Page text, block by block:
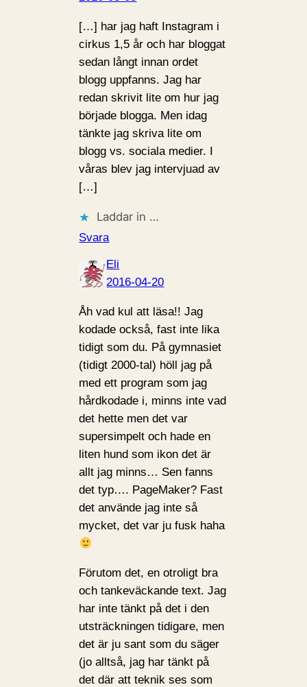
[…] har jag haft Instagram i
cirkus 1,5 år och har bloggat
sedan långt innan ordet
blogg uppfanns. Jag har
redan skrivit lite om hur jag
började blogga. Men idag
tänkte jag skriva lite om
blogg vs. sociala medier. I
våras blev jag intervjuad av
[…]
Laddar in …
Svara
Eli
2016-04-20
Åh vad kul att läsa!! Jag
kodade också, fast inte lika
tidigt som du. På gymnasiet
(tidigt 2000-tal) höll jag på
med ett program som jag
hårdkodade i, minns inte vad
det hette men det var
supersimpelt och hade en
liten hund som ikon det är
allt jag minns… Sen fanns
det typ…. PageMaker? Fast
det använde jag inte så
mycket, det var ju fusk haha
Förutom det, en otroligt bra
och tankeväckande text. Jag
har inte tänkt på det i den
utsträckningen tidigare, men
det är ju sant som du säger
(jo alltså, jag har tänkt på
det där att teknik ses som